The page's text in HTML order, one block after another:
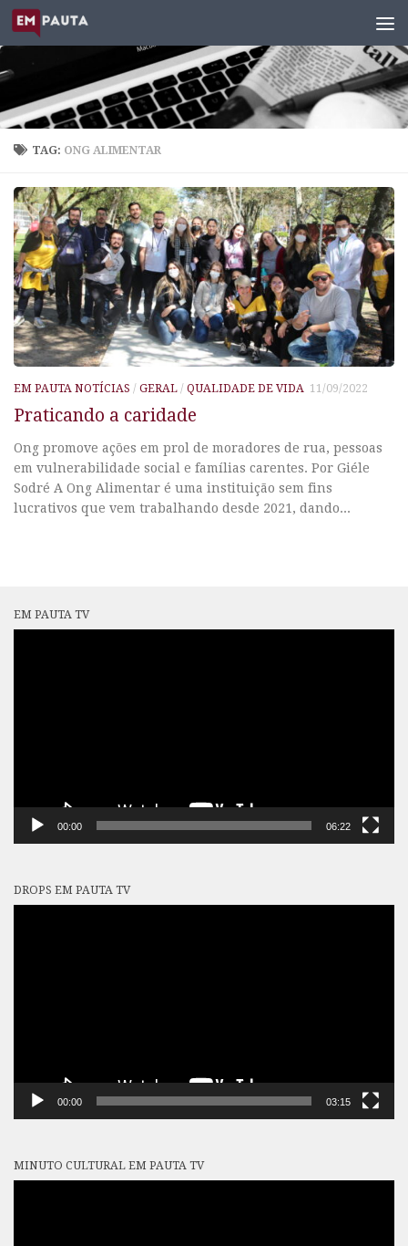
Skip to content
TAG: ONG ALIMENTAR
EM PAUTA NOTÍCIAS / GERAL / QUALIDADE DE VIDA 11/09/2022
Praticando a caridade
Ong promove ações em prol de moradores de rua, pessoas
em vulnerabilidade social e famílias carentes. Por Giéle
Sodré A Ong Alimentar é uma instituição sem fins
lucrativos que vem trabalhando desde 2021, dando...
EM PAUTA TV
00:00 06:22
DROPS EM PAUTA TV
00:00 03:15
MINUTO CULTURAL EM PAUTA TV